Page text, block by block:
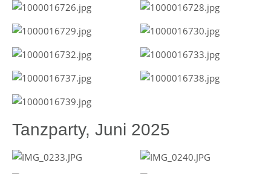
Tanzparty, Juni 2025